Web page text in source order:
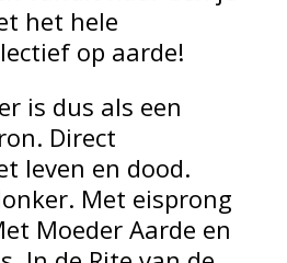
het hele
op aarde!
is dus als een
Direct
leven en dood.
Met eisprong
Moeder Aarde en